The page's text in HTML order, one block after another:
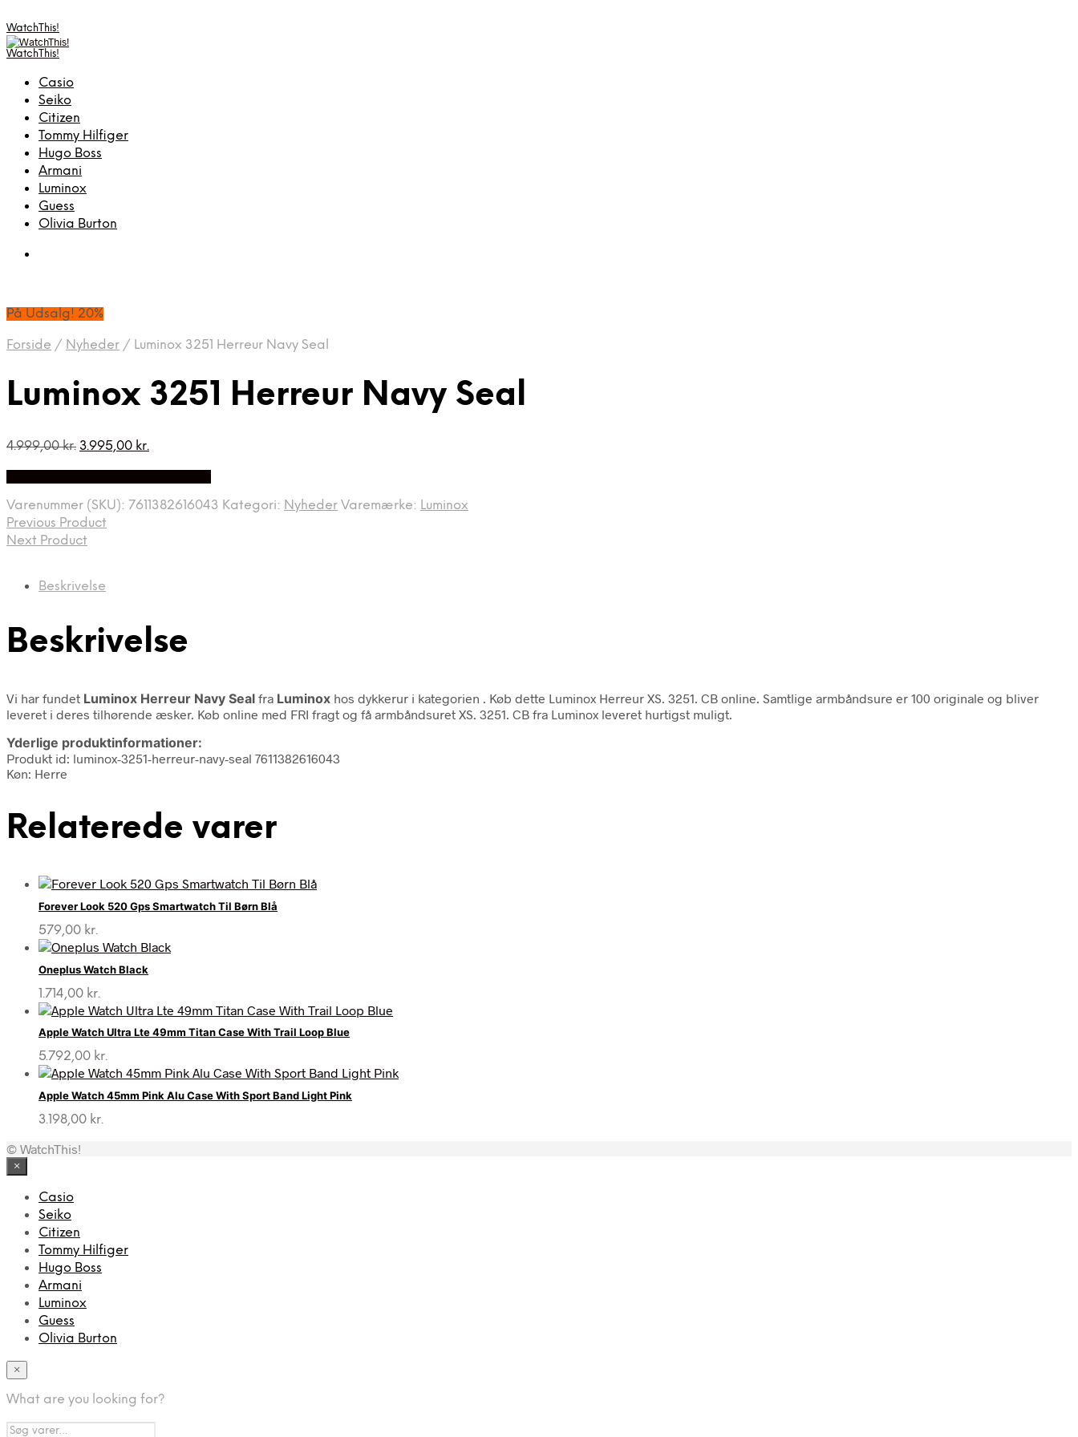
WatchThis!
WatchThis!
Casio
Seiko
Citizen
Tommy Hilfiger
Hugo Boss
Armani
Luminox
Guess
Olivia Burton
På Udsalg! 20%
Forside / Nyheder / Luminox 3251 Herreur Navy Seal
Luminox 3251 Herreur Navy Seal
4.999,00kr. Den
4.999,00 kr..
3.995,00 kr.
3.995,00 kr..
Varenummer (SKU): 7611382616043 Kategori: Nyheder Varemærke: Luminox
Previous Product
Next Product
Beskrivelse
Beskrivelse
Vi har fundet Luminox Herreur Navy Seal fra Luminox hos dykkerur i kategorien
. Køb dette Luminox Herreur XS. 3251. CB online. Samtlige armbåndsure er 100 originale og bliver
leveret i deres tilhørende æsker. Køb online med FRI fragt og få armbåndsuret XS. 3251. CB fra Luminox leveret hurtigst muligt.
Yderlige produktinformationer:
Produkt id: luminox-3251-herreur-navy-seal 7611382616043
Køn: Herre
Relaterede varer
Forever Look 520 Gps Smartwatch Til Børn Blå
579,00 kr.
Oneplus Watch Black
1.714,00 kr.
Apple Watch Ultra Lte 49mm Titan Case With Trail Loop Blue
5.792,00 kr.
Apple Watch 45mm Pink Alu Case With Sport Band Light Pink
3.198,00 kr.
© WatchThis!
×
Casio
Seiko
Citizen
Tommy Hilfiger
Hugo Boss
Armani
Luminox
Guess
Olivia Burton
×
What are you looking for?